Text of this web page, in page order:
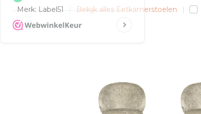
Merk: Label51 Bekijk alles Eetkamerstoelen